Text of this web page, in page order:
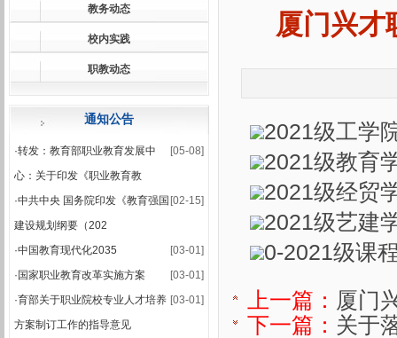
·2026届及往届毕业生必修课程补学分教学与考试安排表
·关于做好2026届及往届毕业生必修课、选修课程补学分报考
·2025-2026学年第一学期课程补考考试安排表
关于做好2025-2026学年第一学期课程补考工作的通知
关于公布2025-2026学年第一学期期末集中考试安排的通知
·2025-2026学年第一学期期末考试安排表
教务动态
校内实践
职教动态
通知公告
[05-08]
·转发：教育部职业教育发展中
心：关于印发《职业教育教
[02-15]
·中共中央 国务院印发《教育强国
建设规划纲要（202
[03-01]
·中国教育现代化2035
[03-01]
· 国家职业教育改革实施方案
[03-01]
·育部关于职业院校专业人才培养
方案制订工作的指导意见
厦门兴才
2021级工学
2021级教育
2021级经贸
2021级艺建
0-2021级课
上一篇： 厦门
下一篇： 关于